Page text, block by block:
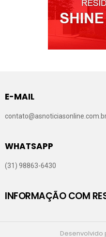
E-MAIL
WHATSAPP
(31) 98863-6430
INFORMAÇÃO COM
Desenvolvido